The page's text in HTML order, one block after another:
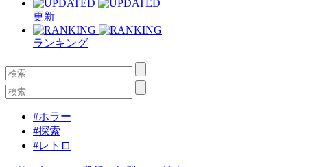
更新
ランキング
#ホラー
#探索
#レトロ